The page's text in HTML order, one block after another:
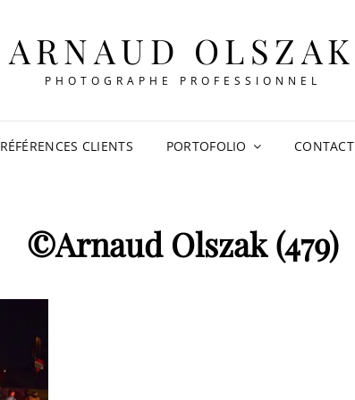
ARNAUD OLSZAK
PHOTOGRAPHE PROFESSIONNEL
RÉFÉRENCES CLIENTS PORTOFOLIO CONTACT
©Arnaud Olszak (479)